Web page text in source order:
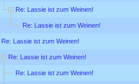
Re: Lassie ist zum Weinen!
Re: Lassie ist zum Weinen!
Re: Lassie ist zum Weinen!
Re: Lassie ist zum Weinen!
Re: Lassie ist zum Weinen!